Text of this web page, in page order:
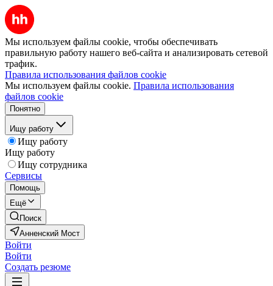
Мы используем файлы cookie, чтобы обеспечивать
правильную работу нашего веб-сайта и анализировать сетевой
трафик.
Правила использования файлов cookie
Мы используем файлы cookie. Правила использования
файлов cookie
Понятно
Ищу работу
Ищу работу
Ищу работу
Ищу сотрудника
Сервисы
Помощь
Ещё
Поиск
Анненский Мост
Войти
Войти
Создать резюме